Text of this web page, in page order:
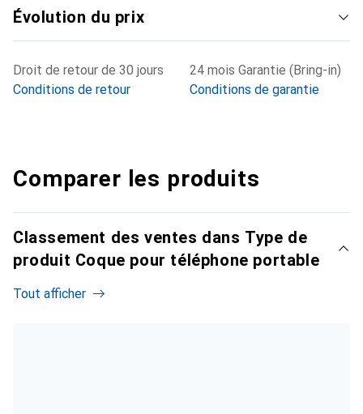
Évolution du prix
Droit de retour de 30 jours
Conditions de retour
24 mois Garantie (Bring-in)
Conditions de garantie
Comparer les produits
Classement des ventes dans Type de
produit Coque pour téléphone portable
Tout afficher